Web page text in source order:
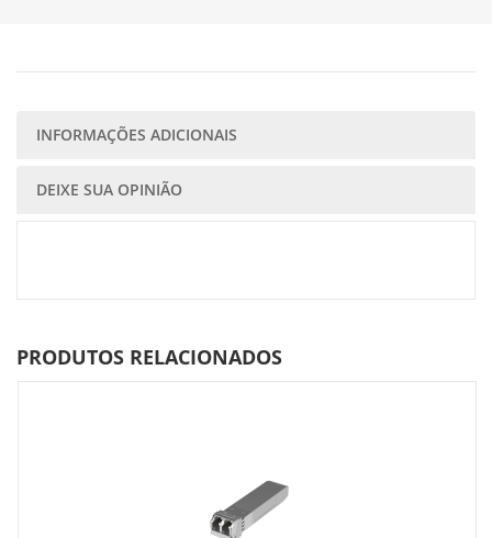
INFORMAÇÕES ADICIONAIS
DEIXE SUA OPINIÃO
PRODUTOS RELACIONADOS